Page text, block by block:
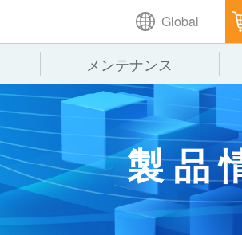
Global
GTPシステム
ピッキングシステム
パレタイズ・デパレタ
製造
通販
メンテナンス
企業理念
オークラグループ
オークラの取組み
製品